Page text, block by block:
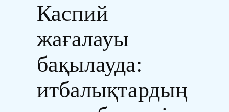
Каспий
жағалауы
бақылауда:
итбалықтардың